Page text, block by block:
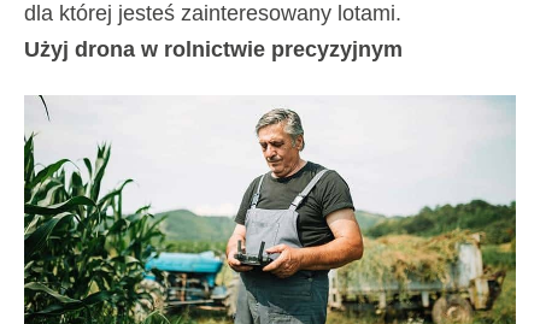
dla której jesteś zainteresowany lotami.
Użyj drona w rolnictwie precyzyjnym